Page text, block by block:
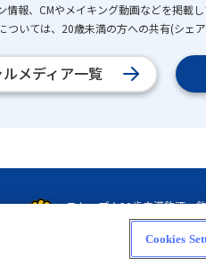
報、CMやメイキング動画などを掲載し
いては、20歳未満の方への共有(シェア
メディア一覧
Cookies